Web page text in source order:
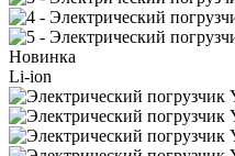
Новинка
Li-ion